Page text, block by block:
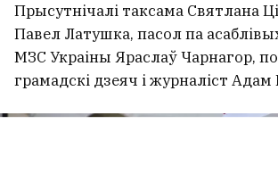
Прысутнічалі таксама Святлана
Павел Латушка, пасол па
МЗС Украіны Яраслаў Чарнагор,
грамадскі дзеяч і журналіст Адам